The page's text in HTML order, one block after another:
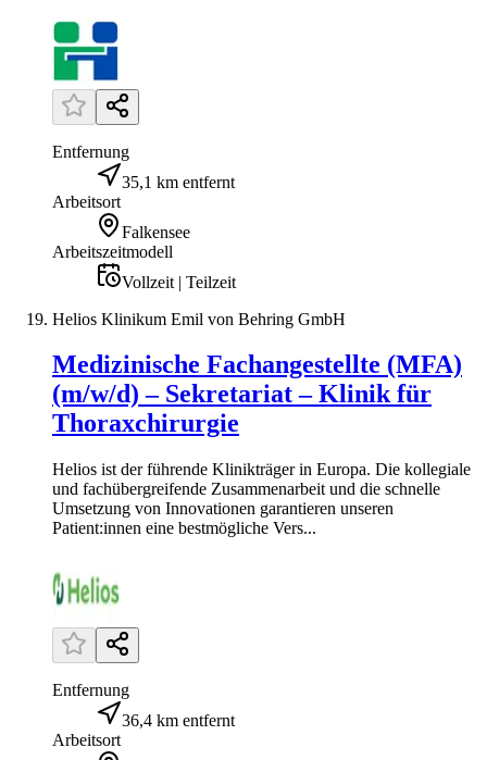
Entfernung
35,1 km entfernt
Arbeitsort
Falkensee
Arbeitszeitmodell
Vollzeit | Teilzeit
Helios Klinikum Emil von Behring GmbH
Medizinische Fachangestellte (MFA)
(m/w/d) – Sekretariat – Klinik für
Thoraxchirurgie
Helios ist der führende Klinikträger in Europa. Die kollegiale
und fachübergreifende Zusammenarbeit und die schnelle
Umsetzung von Innovationen garantieren unseren
Patient:innen eine bestmögliche Vers...
Entfernung
36,4 km entfernt
Arbeitsort